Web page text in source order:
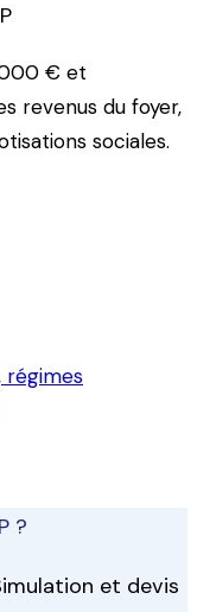
€ et
revenus du foyer,
sociales.
régimes
?
et devis